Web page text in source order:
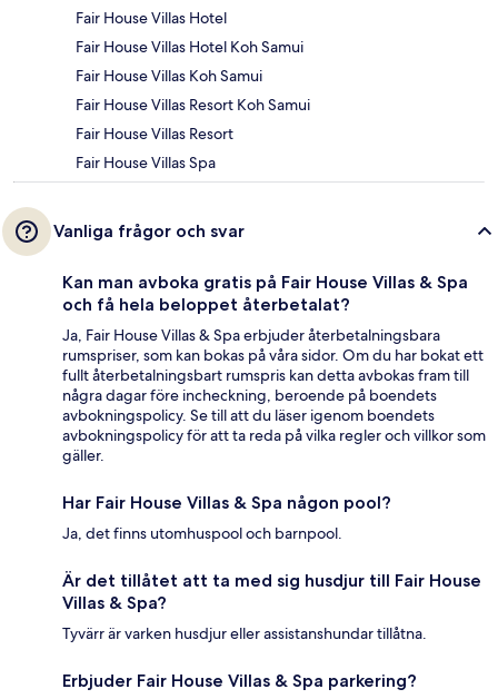
Fair House Villas Hotel
Fair House Villas Hotel Koh Samui
Fair House Villas Koh Samui
Fair House Villas Resort Koh Samui
Fair House Villas Resort
Fair House Villas Spa
Vanliga frågor och svar
Kan man avboka gratis på Fair House Villas & Spa
och få hela beloppet återbetalat?
Ja, Fair House Villas & Spa erbjuder återbetalningsbara
rumspriser, som kan bokas på våra sidor. Om du har bokat ett
fullt återbetalningsbart rumspris kan detta avbokas fram till
några dagar före incheckning, beroende på boendets
avbokningspolicy. Se till att du läser igenom boendets
avbokningspolicy för att ta reda på vilka regler och villkor som
gäller.
Har Fair House Villas & Spa någon pool?
Ja, det finns utomhuspool och barnpool.
Är det tillåtet att ta med sig husdjur till Fair House
Villas & Spa?
Tyvärr är varken husdjur eller assistanshundar tillåtna.
Erbjuder Fair House Villas & Spa parkering?